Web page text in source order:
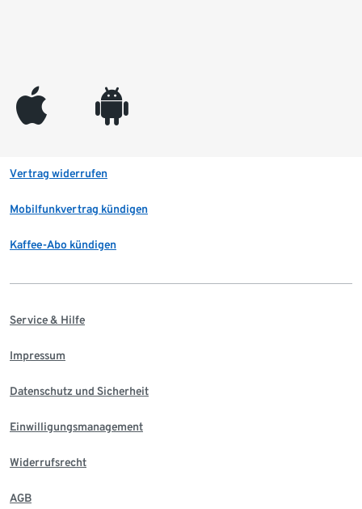
appleinc android
Vertrag widerrufen
Mobilfunkvertrag kündigen
Kaffee-Abo kündigen
Service & Hilfe
Impressum
Datenschutz und Sicherheit
Einwilligungsmanagement
Widerrufsrecht
AGB